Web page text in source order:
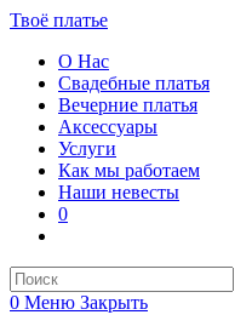
Перейти
содержимому
Твоё платье
О Нас
Свадебные платья
Вечерние платья
Аксессуары
Услуги
Как мы работаем
Наши невесты
0
по
веб-
0 Меню Закрыть